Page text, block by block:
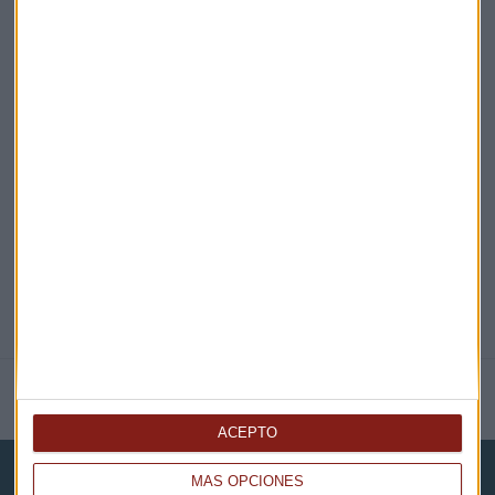
MÁS OPCIONES
ACEPTO
NOTICIAS RELACIONADAS